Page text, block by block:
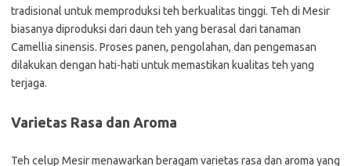
tradisional untuk memproduksi teh berkualitas tinggi. Teh di Mesir
biasanya diproduksi dari daun teh yang berasal dari tanaman
Camellia sinensis. Proses panen, pengolahan, dan pengemasan
dilakukan dengan hati-hati untuk memastikan kualitas teh yang
terjaga.
Varietas Rasa dan Aroma
Teh celup Mesir menawarkan beragam varietas rasa dan aroma yang